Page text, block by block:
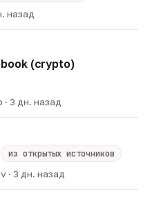
назад
(crypto)
3 дн. назад
из открытых источников
· 3 дн. назад